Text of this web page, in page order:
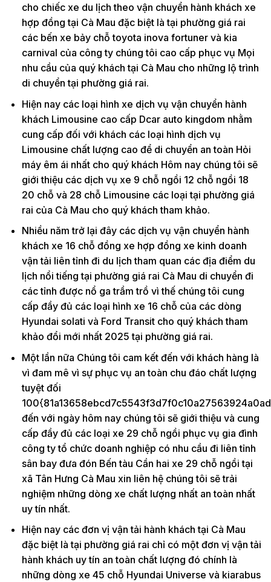
cho chiếc xe du lịch theo vận chuyển hành khách xe
hợp đồng tại Cà Mau đặc biệt là tại phường giá rai
các bến xe bảy chỗ toyota inova fortuner và kia
carnival của công ty chúng tôi cao cấp phục vụ Mọi
nhu cầu của quý khách tại Cà Mau cho những lộ trình
di chuyển tại phường giá rai.
Hiện nay các loại hình xe dịch vụ vận chuyển hành
khách Limousine cao cấp Dcar auto kingdom nhằm
cung cấp đối với khách các loại hình dịch vụ
Limousine chất lượng cao để di chuyển an toàn Hỏi
máy êm ái nhất cho quý khách Hôm nay chúng tôi sẽ
giới thiệu các dịch vụ xe 9 chỗ ngồi 12 chỗ ngồi 18
20 chỗ và 28 chỗ Limousine các loại tại phường giá
rai của Cà Mau cho quý khách tham khảo.
Nhiều năm trở lại đây các dịch vụ vận chuyển hành
khách xe 16 chỗ đồng xe hợp đồng xe kinh doanh
vận tải liên tỉnh đi du lịch tham quan các địa điểm du
lịch nổi tiếng tại phường giá rai Cà Mau di chuyển đi
các tỉnh được nổ ga trầm trồ vì thế chúng tôi cung
cấp đầy đủ các loại hình xe 16 chỗ của các dòng
Hyundai solati và Ford Transit cho quý khách tham
khảo đổi mới nhất 2025 tại phường giá rai.
Một lần nữa Chúng tôi cam kết đến với khách hàng là
vì đam mê vì sự phục vụ an toàn chu đáo chất lượng
tuyệt đối
đến với ngày hôm nay chúng tôi sẽ giới thiệu và cung
cấp đầy đủ các loại xe 29 chỗ ngồi phục vụ gia đình
công ty tổ chức doanh nghiệp có nhu cầu đi liên tỉnh
sân bay đưa đón Bến tàu Cần hai xe 29 chỗ ngồi tại
xã Tân Hưng Cà Mau xin liên hệ chúng tôi sẽ trải
nghiệm những dòng xe chất lượng nhất an toàn nhất
uy tín nhất.
Hiện nay các đơn vị vận tải hành khách tại Cà Mau
đặc biệt là tại phường giá rai chỉ có một đơn vị vận tải
hành khách uy tín an toàn chất lượng đó chính là
những dòng xe 45 chỗ Hyundai Universe và kiarabus